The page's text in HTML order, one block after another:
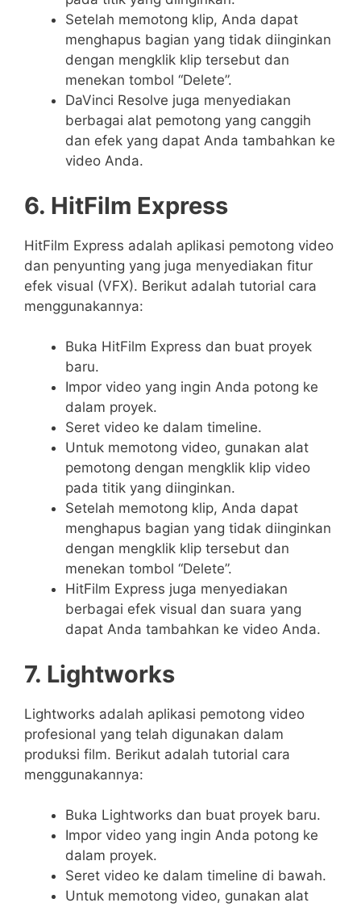
Setelah memotong klip, Anda dapat
menghapus bagian yang tidak diinginkan
dengan mengklik klip tersebut dan
menekan tombol “Delete”.
DaVinci Resolve juga menyediakan
berbagai alat pemotong yang canggih
dan efek yang dapat Anda tambahkan ke
video Anda.
6. HitFilm Express
HitFilm Express adalah aplikasi pemotong video
dan penyunting yang juga menyediakan fitur
efek visual (VFX). Berikut adalah tutorial cara
menggunakannya:
Buka HitFilm Express dan buat proyek
baru.
Impor video yang ingin Anda potong ke
dalam proyek.
Seret video ke dalam timeline.
Untuk memotong video, gunakan alat
pemotong dengan mengklik klip video
pada titik yang diinginkan.
Setelah memotong klip, Anda dapat
menghapus bagian yang tidak diinginkan
dengan mengklik klip tersebut dan
menekan tombol “Delete”.
HitFilm Express juga menyediakan
berbagai efek visual dan suara yang
dapat Anda tambahkan ke video Anda.
7. Lightworks
Lightworks adalah aplikasi pemotong video
profesional yang telah digunakan dalam
produksi film. Berikut adalah tutorial cara
menggunakannya:
Buka Lightworks dan buat proyek baru.
Impor video yang ingin Anda potong ke
dalam proyek.
Seret video ke dalam timeline di bawah.
Untuk memotong video, gunakan alat